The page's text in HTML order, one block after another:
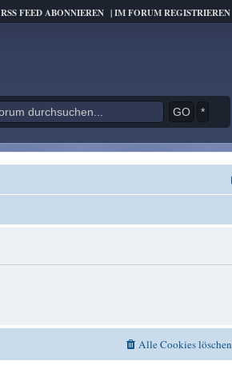
RSS FEED ABONNIEREN |IM FORUM REGISTRIEREN
*
Alle Cookies löschen